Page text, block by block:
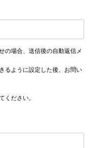
の場合、送信後の自動返信メ
るように設定した後、お問い
ください。